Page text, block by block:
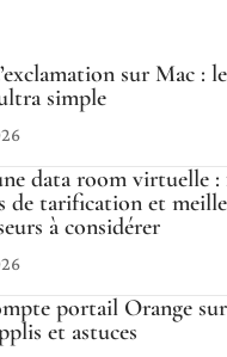
sur Mac :
simple
data room virtuelle :
de tarification et
à considérer
portail Orange
et astuces